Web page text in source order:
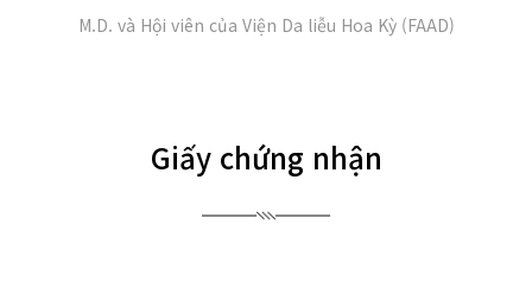
M.D. và Hội viên của Viện Da liễu Hoa Kỳ (FAAD)
Giấy chứng nhận